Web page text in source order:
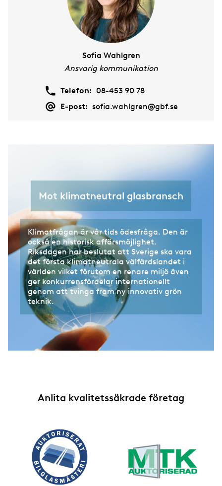
Om tidningen
Vinnare av Glaspärlan
Vinnare av Glaspriset
SM i inramning 2020
SM i inramning 2018
SM i inramning 2016
Sofia Wahlgren
Ansvarig kommunikation
Telefon: 08-453 90 78
E-post: sofia.wahlgren@gbf.se
Mot klimatneutral glasbransch
Klimatfrågan är vår tids ödesfråga. Den är
också en historisk affärsmöjlighet.
Riksdagen har beslutat att Sverige ska vara
det första klimatneutrala välfärdslandet i
världen vilket förutom en renare miljö även
ger konkurrensfördelar internationellt
genom att tvinga fram ny innovativ grön
teknik.
Anlita kvalitetssäkrade företag